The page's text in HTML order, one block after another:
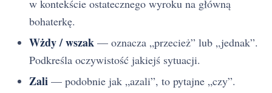
w kontekście ostatecznego wyroku na główną
bohaterkę.
Wżdy / wszak — oznacza „przecież” lub „jednak”.
Podkreśla oczywistość jakiejś sytuacji.
Zali — podobnie jak „azali”, to pytajne „czy”.